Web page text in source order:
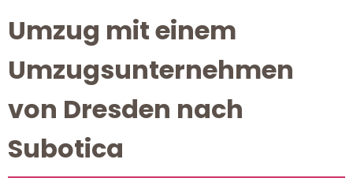
Umzug mit einem
Umzugsunternehmen
von Dresden nach
Subotica